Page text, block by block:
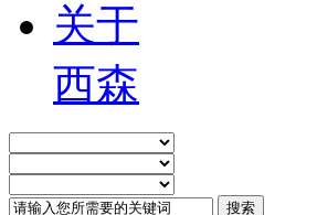
关于
西森